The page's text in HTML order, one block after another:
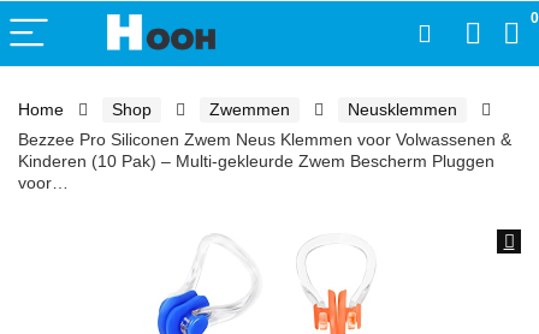
0
Home Shop Zwemmen
Neusklemmen
Bezzee Pro Siliconen Zwem Neus Klemmen voor Volwassenen &
Kinderen (10 Pak) – Multi-gekleurde Zwem Bescherm Pluggen
voor…